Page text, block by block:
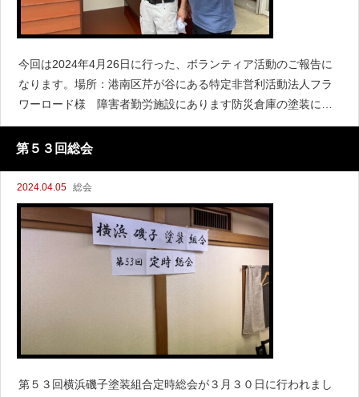
今回は2024年4月26日に行った、ボランティア活動のご報告に
なります。場所：港南区芹が谷にある特定非営利活動法人フラ
ワーロード様 障害者勤労施設にあります防災倉庫の塗装にな
ります。 今回、神奈川県塗装組合磯子支部から8名の参加とな
りました。作業が始
第５３回総会
2024.04.05 総会
第５３回横浜磯子塗装組合定時総会が３月３０日に行われまし